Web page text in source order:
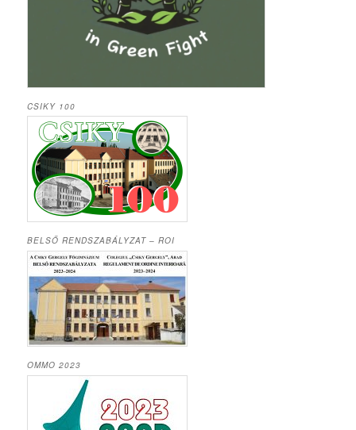
CSIKY 100
BELSŐ RENDSZABÁLYZAT – ROI
OMMO 2023